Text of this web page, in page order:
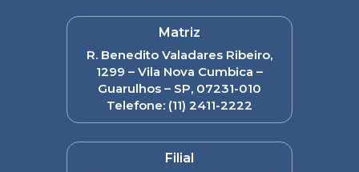
Matriz
R. Benedito Valadares Ribeiro,
1299 – Vila Nova Cumbica –
Guarulhos – SP, 07231-010
Telefone: (11) 2411-2222
Filial